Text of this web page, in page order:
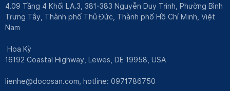
4.09 Tầng 4 Khối LA.3, 381-383 Nguyễn Duy Trinh, Phường Bình
Trưng Tây, Thành phố Thủ Đức, Thành phố Hồ Chí Minh, Việt
Nam
Hoa Kỳ
16192 Coastal Highway, Lewes, DE 19958, USA
lienhe@docosan.com , hotline: 0971786750